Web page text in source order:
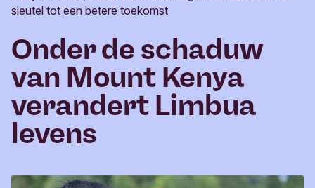
sleutel tot een betere toekomst
Onder de schaduw
van Mount Kenya
verandert Limbua
levens